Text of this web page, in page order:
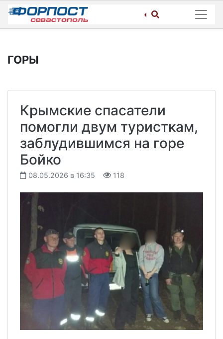
Skip
content
ГОРЫ
Крымские спасатели
помогли двум туристкам,
заблудившимся на горе
Бойко
08.05.2026 в 16:35 118